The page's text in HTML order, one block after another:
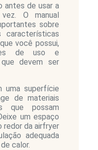
antes de usar a
O manual
sobre
você possui,
de uso e
que devem ser
uma superfície
de materiais
que possam
um espaço
redor da airfryer
adequada
calor.